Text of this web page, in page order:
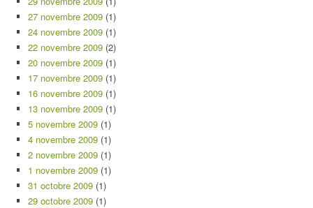
27 novembre 2009 (1)
24 novembre 2009 (1)
22 novembre 2009 (2)
20 novembre 2009 (1)
17 novembre 2009 (1)
16 novembre 2009 (1)
13 novembre 2009 (1)
5 novembre 2009 (1)
4 novembre 2009 (1)
2 novembre 2009 (1)
1 novembre 2009 (1)
31 octobre 2009 (1)
29 octobre 2009 (1)